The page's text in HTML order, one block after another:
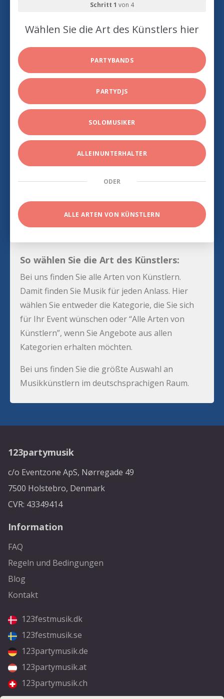
Schritt 1 von 4
Wählen Sie die Art des Künstlers hier
PARTYBANDS
PARTYDJS
SOLOMUSIKER
ALLEINUNTERHALTER
ODER
ALLE ARTEN VON KÜNSTLERN
So wählen Sie die Art des Künstlers:
Bei uns finden Sie alle Arten von Künstlern.
Damit finden Sie Musik für jeden Anlass. Hier
wählen Sie entweder die Kategorie, die Sie sich
für Ihr Event wünschen oder “Alle Arten von
Künstlern”, wenn Sie Angebote aus allen
Kategorien erhalten möchten.
Bei uns finden Sie die größte Auswahl an
Musikkünstlern im deutschsprachigen Raum.
123partymusik
c/o Eventzone ApS, Nørregade 49
7500 Holstebro, Denmark
CVR: 43349414
Information
FAQ
Regeln und Bedingungen
Blog
Kontakt
123festmusik.dk
123festmusik.se
123partymusik.de
123partymusik.at
123partymusik.ch